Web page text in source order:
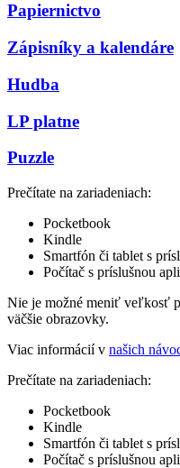
Papiernictvo
Zápisníky a kalendáre
Hudba
LP platne
Puzzle
Prečítate na zariadeniach:
Pocketbook
Kindle
Smartfón či tablet s
Počítač s príslušnou
Nie je možné meniť veľkosť
väčšie obrazovky.
Viac informácií v našich
Prečítate na zariadeniach:
Pocketbook
Kindle
Smartfón či tablet s
Počítač s príslušnou